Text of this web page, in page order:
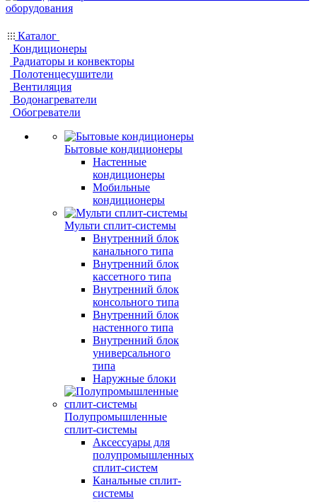
Каталог
Кондиционеры
Радиаторы и конвекторы
Полотенцесушители
Вентиляция
Водонагреватели
Обогреватели
Бытовые кондиционеры
Настенные
кондиционеры
Мобильные
кондиционеры
Мульти сплит-системы
Внутренний блок
канального типа
Внутренний блок
кассетного типа
Внутренний блок
консольного типа
Внутренний блок
настенного типа
Внутренний блок
универсального
типа
Наружные блоки
Полупромышленные
сплит-системы
Аксессуары для
полупромышленных
сплит-систем
Канальные сплит-
системы